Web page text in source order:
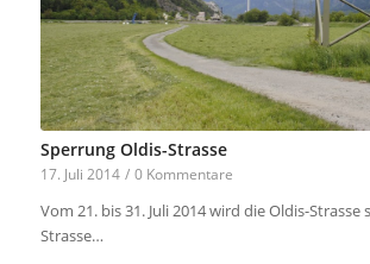
Sperrung Oldis-Strasse
17. Juli 2014 / 0 Kommentare
Vom 21. bis 31. Juli 2014 wird die Oldis-
Strasse…